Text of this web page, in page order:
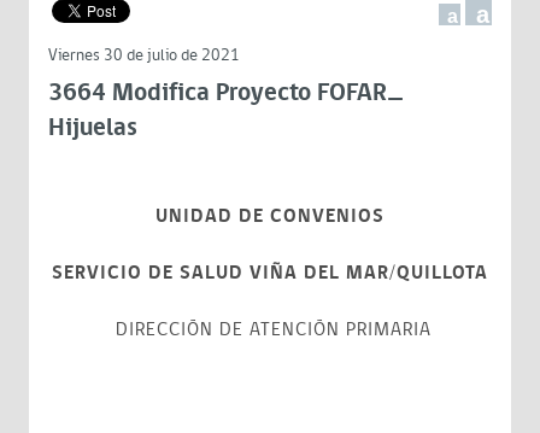
a a
Viernes 30 de julio de 2021
3664 Modifica Proyecto FOFAR_
Hijuelas
UNIDAD DE CONVENIOS
SERVICIO DE SALUD VIÑA DEL MAR/QUILLOTA
DIRECCIÓN DE ATENCIÓN PRIMARIA